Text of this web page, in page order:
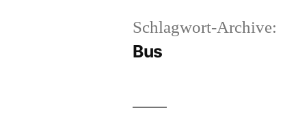
Schlagwort-Archive:
Bus